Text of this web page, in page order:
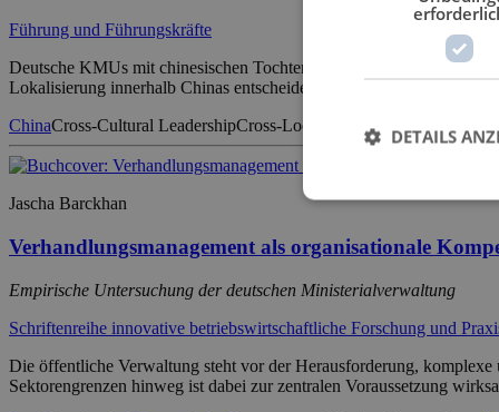
Führung und Führungskräfte
Deutsche KMUs mit chinesischen Tochtergesellschaften stehen an
Lokalisierung innerhalb Chinas entscheiden. Die daraus
ChinaCross-Cultural LeadershipCross-Location Cooperation
Jascha Barckhan
Verhandlungsmanagement als organisationale
Empirische Untersuchung der deutschen Ministerialverwaltung
Schriftenreihe innovative betriebswirtschaftliche Forschung und
Die öffentliche Verwaltung steht vor der Herausforderung,
Sektorengrenzen hinweg ist dabei zur zentralen Voraussetzung
DETAILS